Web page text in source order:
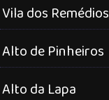
Vila dos Remédios
Alto de Pinheiros
Alto da Lapa